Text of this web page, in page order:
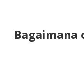
Bagaimana